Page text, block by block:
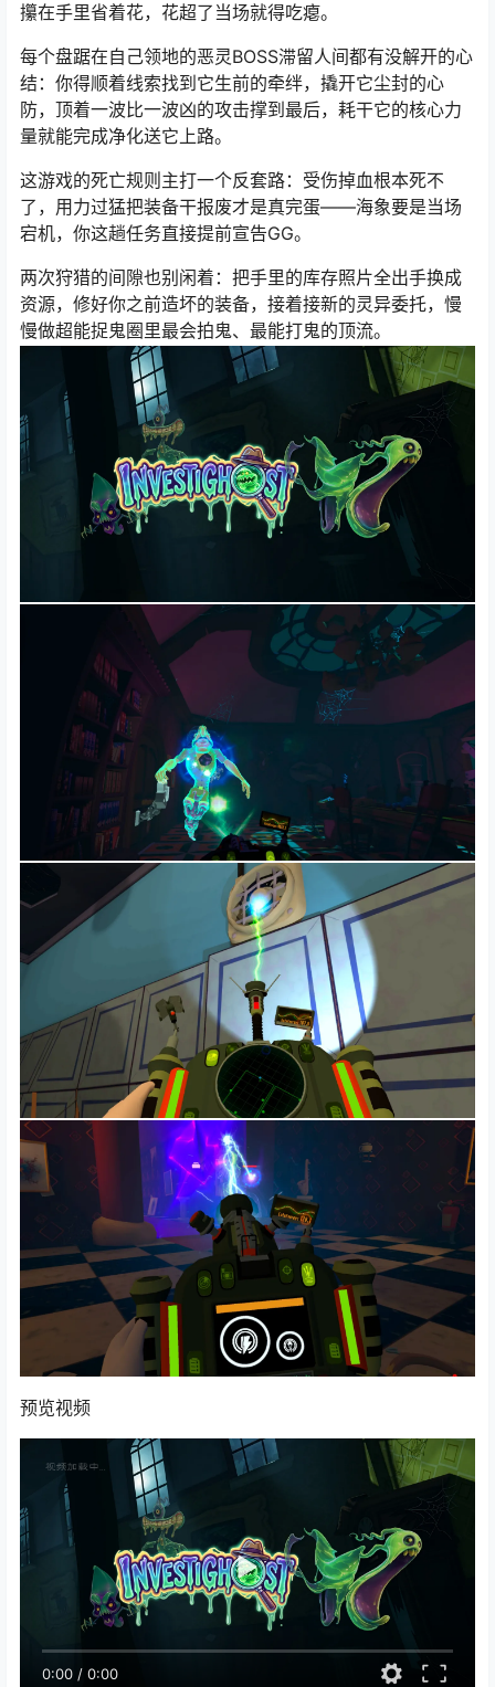
攥在手里省着花，花超了当场就得吃瘪。
每个盘踞在自己领地的恶灵BOSS滞留人间都有没解开的心
结：你得顺着线索找到它生前的牵绊，撬开它尘封的心
防，顶着一波比一波凶的攻击撑到最后，耗干它的核心力
量就能完成净化送它上路。
这游戏的死亡规则主打一个反套路：受伤掉血根本死不
了，用力过猛把装备干报废才是真完蛋——海象要是当场
宕机，你这趟任务直接提前宣告GG。
两次狩猎的间隙也别闲着：把手里的库存照片全出手换成
资源，修好你之前造坏的装备，接着接新的灵异委托，慢
慢做超能捉鬼圈里最会拍鬼、最能打鬼的顶流。
预览视频
0:00 / 0:00